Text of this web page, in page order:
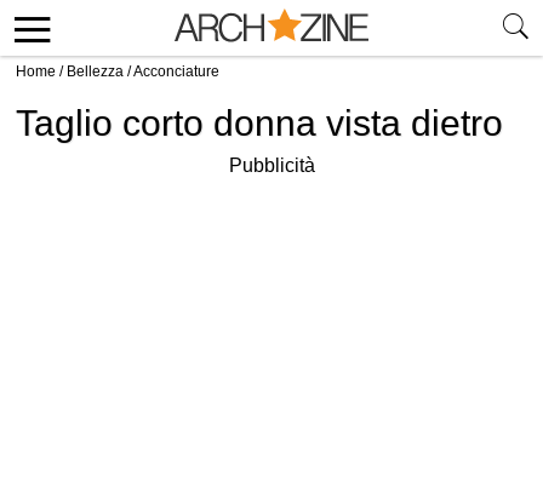
Home / Bellezza /Acconciature
Taglio corto donna vista dietro
Pubblicità